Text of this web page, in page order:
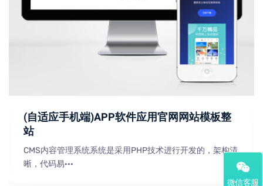
(自适应手机端)APP软件应用官网网站模板整
站
CMS内容管理系统系统是采用PHP技术进行开发的，架构清
晰，代码易···